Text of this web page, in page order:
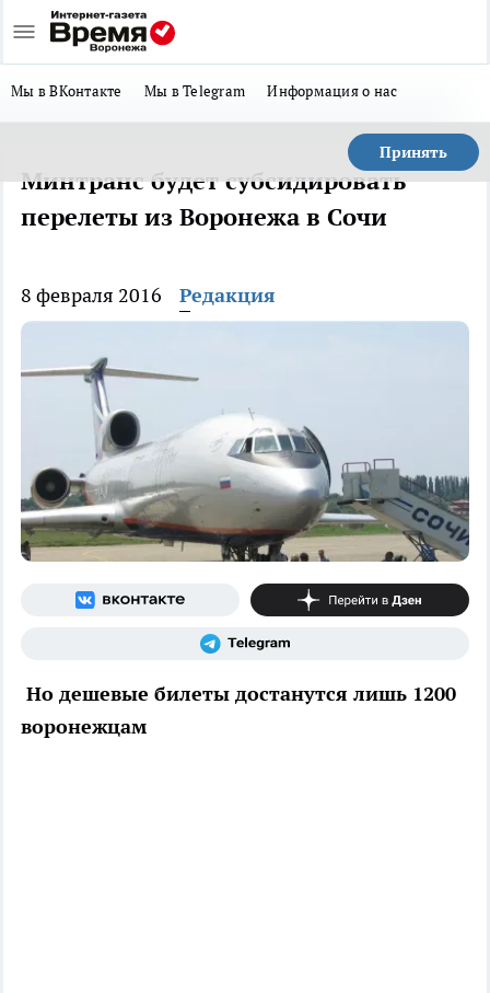
Мы в ВКонтакте Мы в Telegram Информация о нас
Принять
Минтранс будет субсидировать
перелеты из Воронежа в Сочи
8 февраля 2016 Редакция
Но дешевые билеты достанутся лишь 1200
воронежцам